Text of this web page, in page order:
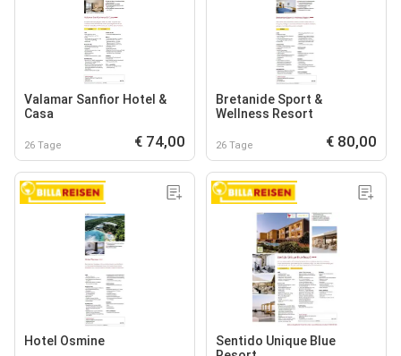
Valamar Sanfior Hotel &
Casa
26 Tage € 74,00
Bretanide Sport &
Wellness Resort
26 Tage € 80,00
Hotel Osmine
Sentido Unique Blue